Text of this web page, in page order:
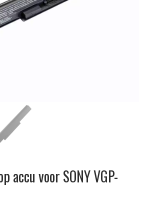
accu voor SONY VGP-